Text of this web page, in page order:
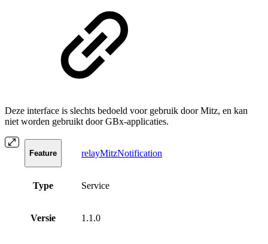
Deze interface is slechts bedoeld voor gebruik door Mitz, en kan
niet worden gebruikt door GBx-applicaties.
Feature relayMitzNotification
Type Service
Versie 1.1.0